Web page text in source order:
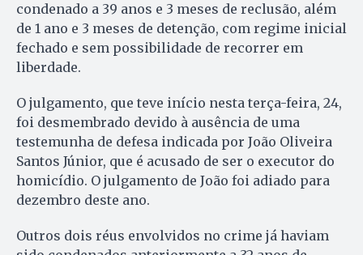
condenado a 39 anos e 3 meses de reclusão, além
de 1 ano e 3 meses de detenção, com regime inicial
fechado e sem possibilidade de recorrer em
liberdade.
O julgamento, que teve início nesta terça-feira, 24,
foi desmembrado devido à ausência de uma
testemunha de defesa indicada por João Oliveira
Santos Júnior, que é acusado de ser o executor do
homicídio. O julgamento de João foi adiado para
dezembro deste ano.
Outros dois réus envolvidos no crime já haviam